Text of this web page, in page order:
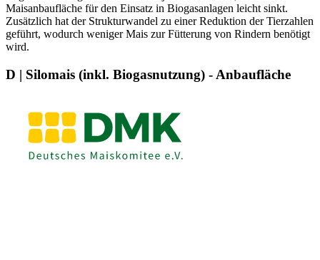
Maisanbaufläche für den Einsatz in Biogasanlagen leicht sinkt.
Zusätzlich hat der Strukturwandel zu einer Reduktion der Tierzahlen
geführt, wodurch weniger Mais zur Fütterung von Rindern benötigt
wird.
D | Silomais (inkl. Biogasnutzung) - Anbaufläche